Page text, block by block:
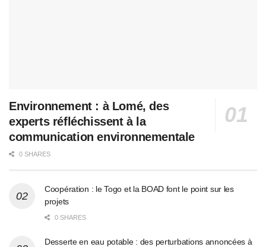
Environnement : à Lomé, des
experts réfléchissent à la
communication environnementale
0 SHARES
Coopération : le Togo et la BOAD font le point sur les
projets
0 SHARES
Desserte en eau potable : des perturbations annoncées à